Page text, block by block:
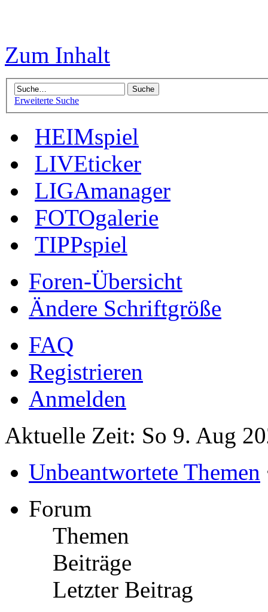
Zum Inhalt
Erweiterte Suche
HEIMspiel
LIVEticker
LIGAmanager
FOTOgalerie
TIPPspiel
Foren-Übersicht
Ändere Schriftgröße
FAQ
Registrieren
Anmelden
Aktuelle Zeit: So 9. Aug
Unbeantwortete Themen
Forum
Themen
Beiträge
Letzter Beitrag